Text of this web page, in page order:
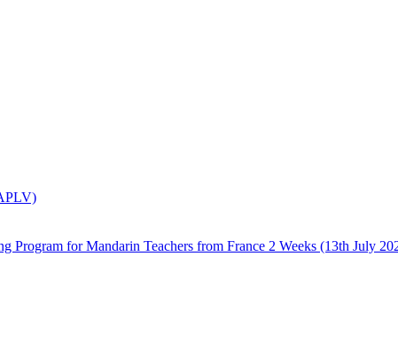
for Mandarin Teachers from France 2 Weeks (13th July